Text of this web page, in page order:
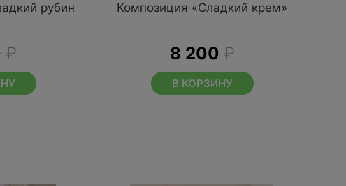
рубин
₽
Композиция «Сладкий крем»
8 200 ₽
В КОРЗИНУ